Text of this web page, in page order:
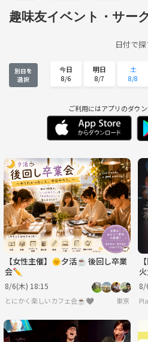
趣味友イベント・サー
日付で探
別日を
選択
今日
8/6
明日
8/7
土
8/8
8/12 8/13 8/14
火
8/18
水
8/19
8/24 8/25 8/26
日
8/30
月
8/31
火
9/1
ご利用にはアプリのダウ
【女性主催】🌞夕活☕ 後回し卒業
会✏️
8/6(木) 18:15
とにかく楽しいカフェ会☕️🩶 東京
火
8/